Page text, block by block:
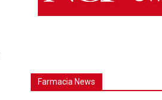
Farmacia News